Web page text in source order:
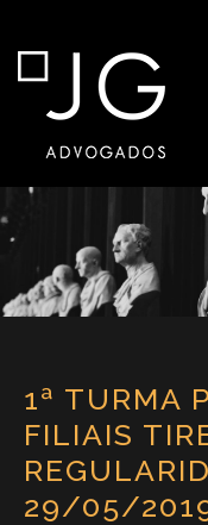
1ª TURMA
FILIAIS
29/05/